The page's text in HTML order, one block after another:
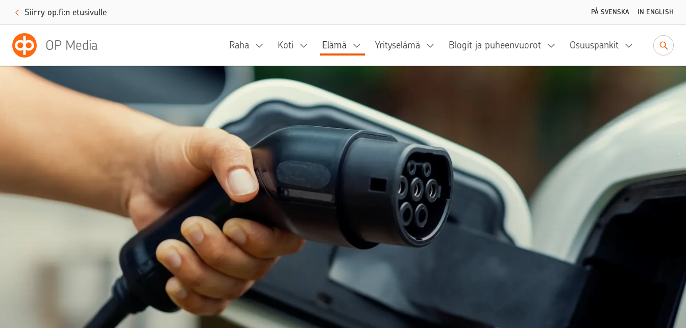
Siirry op.fi:n etusivulle PÅ SVENSKA IN ENGLISH
OP Media Raha Koti Elämä Yrityselämä Blogit ja puheenvuorot Osuuspankit